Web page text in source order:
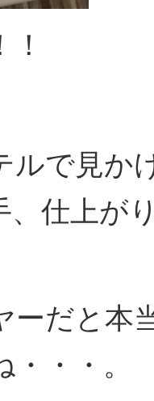
ルで見か
、仕上が
ーだと本
・・。